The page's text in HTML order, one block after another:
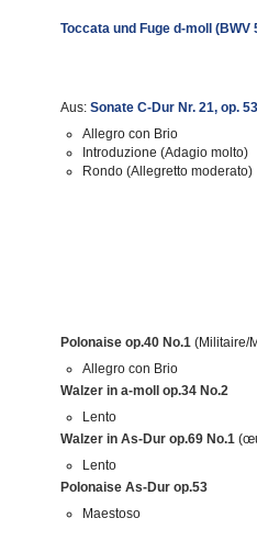
Toccata und Fuge d-moll (BWV
Aus: Sonate C-Dur Nr. 21, op.
Allegro con Brio
Introduzione (Adagio molto)
Rondo (Allegretto moderato)
Polonaise op.40 No.1 (Militaire/
Allegro con Brio
Walzer in a-moll op.34 No.2
Lento
Walzer in As-Dur op.69 No.1
Lento
Polonaise As-Dur op.53
Maestoso